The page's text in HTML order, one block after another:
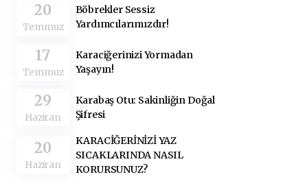
20
Temmuz
Böbrekler Sessiz
Yardımcılarımızdır!
17
Temmuz
Karaciğerinizi Yormadan
Yaşayın!
29
Haziran
Karabaş Otu: Sakinliğin Doğal
Şifresi
20
Haziran
KARACİĞERİNİZİ YAZ
SICAKLARINDA NASIL
KORURSUNUZ?